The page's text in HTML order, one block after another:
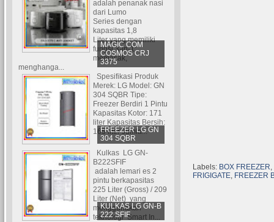
Labels: BOX FREEZER
FRIGIGATE FREEZER
MAGIC COM
COSMOS CRJ
3375
adalah penanak nasi
dari Lumo
Series dengan
kapasitas 1,8
Liter yang memiliki
fungsi 3-in-1:
memasak,
menghanga...
FREEZER LG GN
304 SQBR
Spesifikasi Produk
Merek: LG Model: GN
304 SQBR Tipe:
Freezer Berdiri 1 Pintu
Kapasitas Kotor: 171
liter Kapasitas Bersih:
165 liter Jumla...
KULKAS LG GN-B
222 SFIF
Kulkas LG GN-
B222SFIF
adalah lemari es 2
pintu berkapasitas
225 Liter (Gross) / 209
Liter (Net) yang
menggunakan
teknologi Smart In...